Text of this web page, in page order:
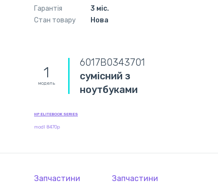
Гарантія
3 міс.
Стан товару
Нова
1
модель
6017B0343701
сумісний з
ноутбуками
HP ELITEBOOK SERIES
modl 8470p
Запчастини Запчастини